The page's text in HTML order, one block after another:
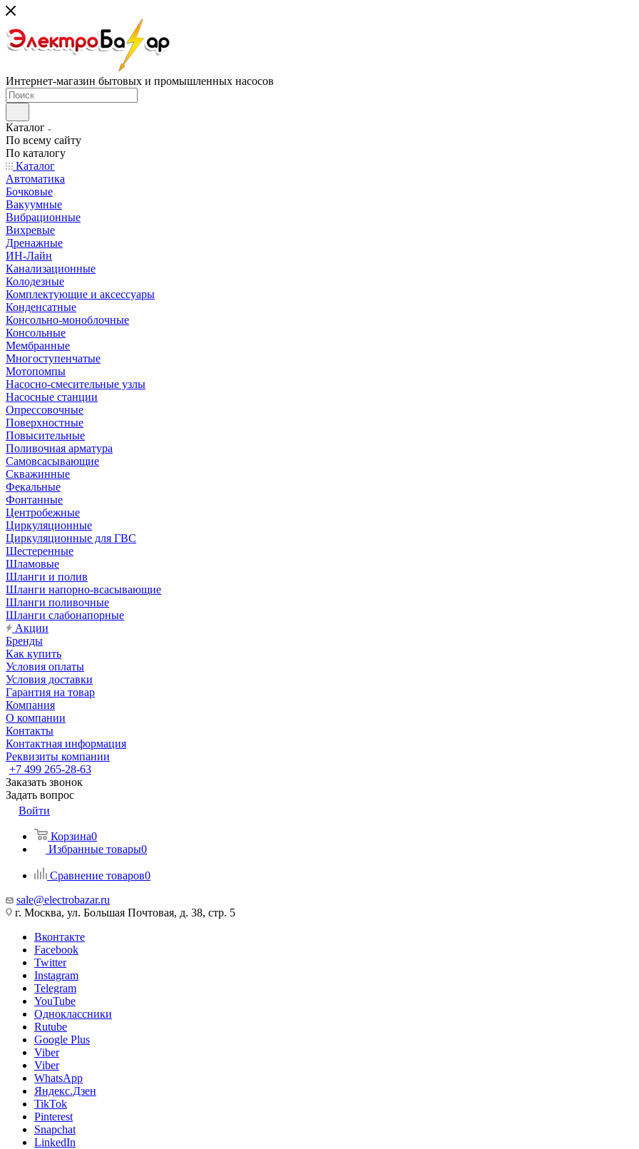
Интернет-магазин бытовых и промышленных насосов
Каталог
По всему сайту
По каталогу
Каталог
Автоматика
Бочковые
Вакуумные
Вибрационные
Вихревые
Дренажные
ИН-Лайн
Канализационные
Колодезные
Комплектующие и аксессуары
Конденсатные
Консольно-моноблочные
Консольные
Мембранные
Многоступенчатые
Мотопомпы
Насосно-смесительные узлы
Насосные станции
Опрессовочные
Поверхностные
Повысительные
Поливочная арматура
Самовсасывающие
Скважинные
Фекальные
Фонтанные
Центробежные
Циркуляционные
Циркуляционные для ГВС
Шестеренные
Шламовые
Шланги и полив
Шланги напорно-всасывающие
Шланги поливочные
Шланги слабонапорные
Акции
Бренды
Как купить
Условия оплаты
Условия доставки
Гарантия на товар
Компания
О компании
Контакты
Контактная информация
Реквизиты компании
+7 499 265-28-63
Заказать звонок
Задать вопрос
Войти
Корзина0
Избранные товары0
Сравнение товаров0
sale@electrobazar.ru
г. Москва, ул. Большая Почтовая, д. 38, стр. 5
Вконтакте
Facebook
Twitter
Instagram
Telegram
YouTube
Одноклассники
Rutube
Google Plus
Viber
Viber
WhatsApp
Яндекс.Дзен
TikTok
Pinterest
Snapchat
LinkedIn